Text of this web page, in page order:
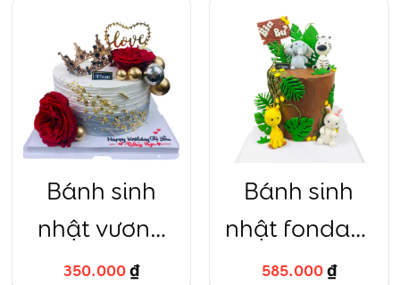
hổ vàng
hồng
Bánh sinh
nhật vương
miện hoa
350.000₫
Bánh sinh
nhật fondant
voi xám hươu
585.000₫